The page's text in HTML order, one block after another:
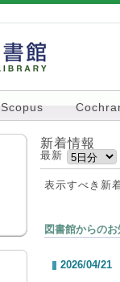
Scopus
新着情報
最新
表示すべき新
図書館からの
2026/04/21